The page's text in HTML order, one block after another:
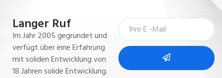
Langer Ruf
Im Jahr 2005 gegründet und
verfügt über eine Erfahrung
mit soliden Entwicklung von
18 Jahren solide Entwicklung.